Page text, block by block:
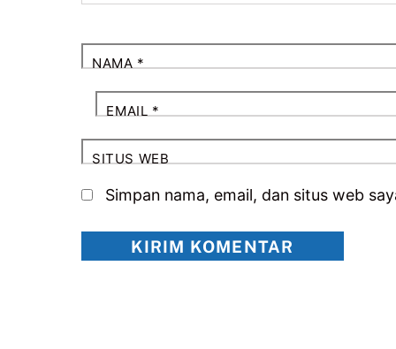
NAMA*
EMAIL*
SITUS WEB
Simpan nama, email, dan situs web